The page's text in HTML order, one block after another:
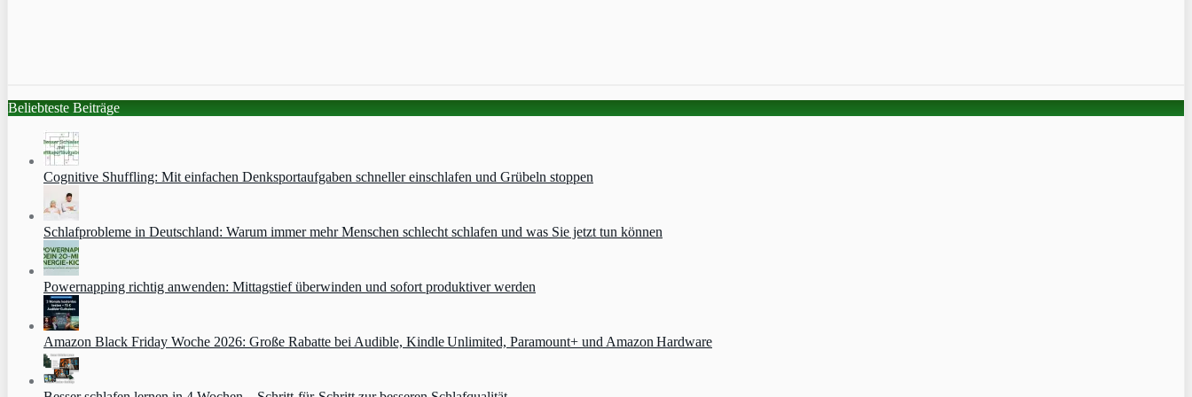
Beliebteste Beiträge
Cognitive Shuffling: Mit einfachen Denksportaufgaben schneller einschlafen und Grübeln stoppen
Schlafprobleme in Deutschland: Warum immer mehr Menschen schlecht schlafen und was Sie jetzt tun können
Powernapping richtig anwenden: Mittagstief überwinden und sofort produktiver werden
Amazon Black Friday Woche 2026: Große Rabatte bei Audible, Kindle Unlimited, Paramount+ und Amazon Hardware